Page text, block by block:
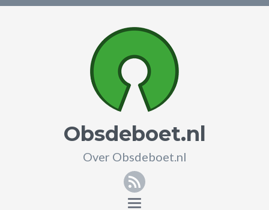
Obsdeboet.nl
Over Obsdeboet.nl
RSS
Toggle